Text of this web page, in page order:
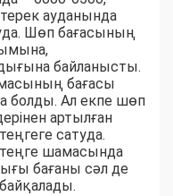
ауданында
Шөп бағасының
байланысты.
бағасы
болды. Ал екпе шөп
артылған
сатуда.
шамасында
бағаны сәл де